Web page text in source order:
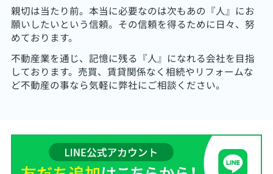
親切は当たり前。本当に必要なのは次もあの『人』にお
願いしたいという信頼。その信頼を得るために日々、努
めております。
不動産業を通じ、記憶に残る『人』になれる会社を目指
しております。売買、賃貸関係なく相続やリフォームな
ど不動産の事なら気軽に弊社にご相談ください。